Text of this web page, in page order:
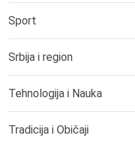
Sport
Srbija i region
Tehnologija i Nauka
Tradicija i Običaji